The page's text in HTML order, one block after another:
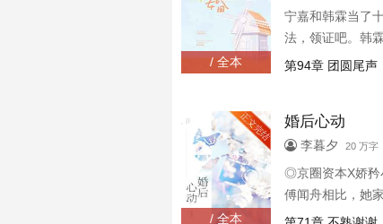
/ 全本
宁嘉和韩霖当了
法，领证吧。韩
第94章 团圆尾声
/ 全本
婚后心动
李暮夕 20 万字
◎京圈资本X娇矜
傅闻舟相比，她